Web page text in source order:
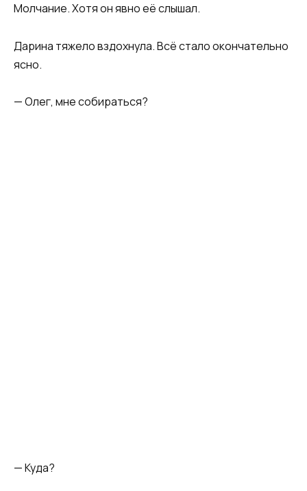
Молчание. Хотя он явно её слышал.
Дарина тяжело вздохнула. Всё стало окончательно
ясно.
— Олег, мне собираться?
— Куда?